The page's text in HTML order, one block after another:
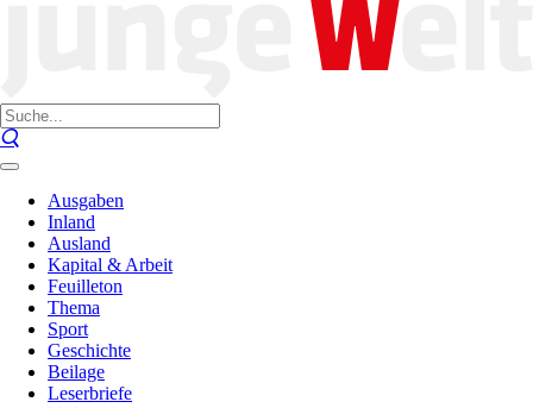
Ausgaben
Inland
Ausland
Kapital & Arbeit
Feuilleton
Thema
Sport
Geschichte
Beilage
Leserbriefe